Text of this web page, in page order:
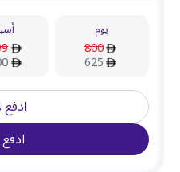
يوم
800
625
ادفع